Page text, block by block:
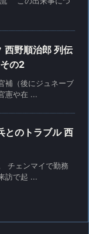
野順治郎 列伝
の2
補（後にジュネーブ
憲や在 ...
とのトラブル 西
チェンマイで勤務
訪で起 ...